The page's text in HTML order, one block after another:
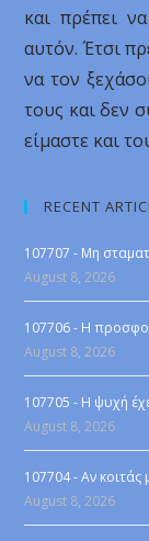
και πρέπει
αυτόν. Έτσι
να τον
τους και δεν
είμαστε και
RECENT
107707 - Μη
August 8, 2026
107706 - Η
August 8, 2026
107705 - Η ψυχή
August 8, 2026
107704 - Αν κοιτάς
August 8, 2026